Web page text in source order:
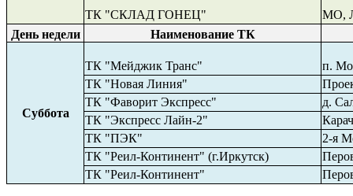
ТК "СКЛАД ГОНЕЦ" МО,
День недели
Наименование ТК
Суббота
ТК "Мейджик Транс" п.
ТК "Новая Линия"
ТК "Фаворит Экспресс"
д.
ТК "Экспресс Лайн-2"
ТК "ПЭК"
2-я
ТК "Реил-Континент" (г.Иркутск)
ТК "Реил-Континент"